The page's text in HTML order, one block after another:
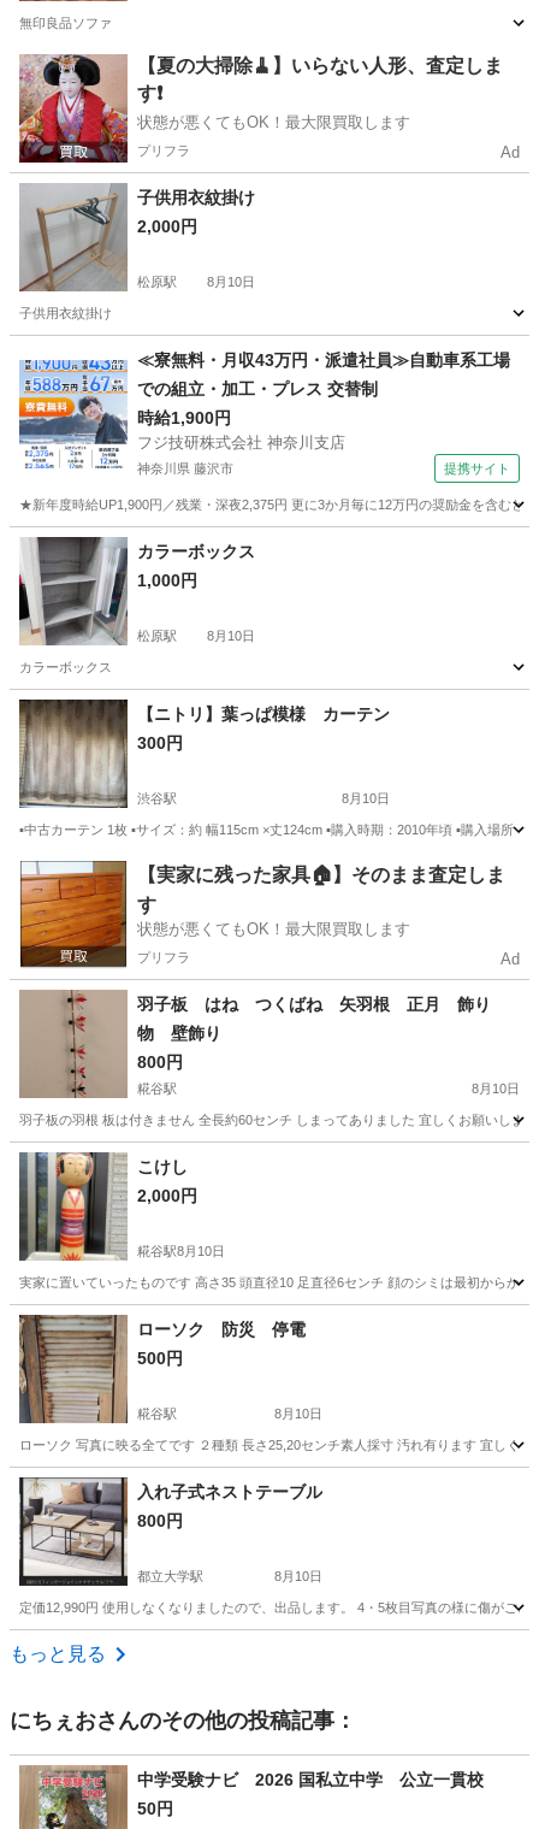
無印良品ソファ
東京 世田谷区 松原駅 ソファ
【夏の大掃除🧹】いらない人形、査定しま
す❗️
状態が悪くてもOK！最大限買取します
プリフラ Ad
子供用衣紋掛け
2,000円
松原駅 8月10日
子供用衣紋掛け
松原駅 その他
≪寮無料・月収43万円・派遣社員≫自動車系工場
での組立・加工・プレス 交替制
時給1,900円
フジ技研株式会社 神奈川支店
神奈川県 藤沢市 提携サイト
★新年度時給UP1,900円／残業・深夜2,375円 更に3か月毎に12万円の奨励金を含む
神奈川 藤沢市 その他
カラーボックス
1,000円
松原駅 8月10日
カラーボックス
東京 世田谷区 松原駅 収納家具
【ニトリ】葉っぱ模様 カーテン
300円
渋谷駅 8月10日
▪️中古カーテン 1枚 ▪️サイズ：約 幅115cm ×丈124cm ▪️購入時期：2010年頃 ▪️購入場所
東京 渋谷区 渋谷駅 カーテン、ブラインド カーテン
【実家に残った家具🏠】そのまま査定しま
す
状態が悪くてもOK！最大限買取します
プリフラ Ad
羽子板 はね つくばね 矢羽根 正月 飾り
物 壁飾り
800円
糀谷駅 8月10日
羽子板の羽根 板は付きません 全長約60センチ しまってありました 宜しくお願いします
東京 大田区 糀谷駅
こけし
2,000円
糀谷駅8月10日
実家に置いていったものです 高さ35 頭直径10 足直径6センチ 顔のシミは最初からか
東京 大田区 家具 こけし
ローソク 防災 停電
500円
糀谷駅 8月10日
ローソク 写真に映る全てです ２種類 長さ25,20センチ素人採寸 汚れ有ります 宜しくお
東京 大田区 糀谷駅 ベッド 素人
入れ子式ネストテーブル
800円
都立大学駅 8月10日
定価12,990円 使用しなくなりましたので、出品します。 4・5枚目写真の様に傷がご
東京 目黒区
もっと見る
にちぇおさんのその他の投稿記事：
中学受験ナビ 2026 国私立中学 公立一貫校
50円